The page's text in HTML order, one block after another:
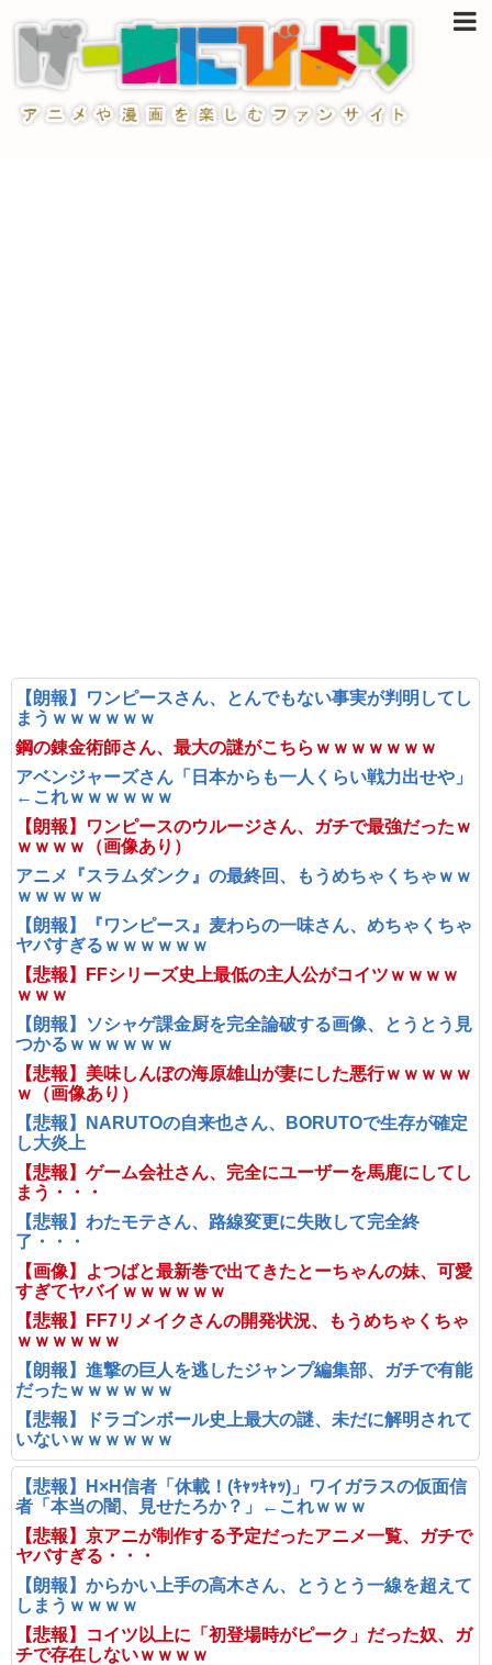
【朗報】ワンピースさん、とんでもない事実が判明してし
まうｗｗｗｗｗｗ
鋼の錬金術師さん、最大の謎がこちらｗｗｗｗｗｗｗ
アベンジャーズさん「日本からも一人くらい戦力出せや」
←これｗｗｗｗｗｗ
【朗報】ワンピースのウルージさん、ガチで最強だったｗ
ｗｗｗｗ（画像あり）
アニメ『スラムダンク』の最終回、もうめちゃくちゃｗｗ
ｗｗｗｗｗ
【朗報】『ワンピース』麦わらの一味さん、めちゃくちゃ
ヤバすぎるｗｗｗｗｗｗ
【悲報】FFシリーズ史上最低の主人公がコイツｗｗｗｗ
ｗｗｗ
【朗報】ソシャゲ課金厨を完全論破する画像、とうとう見
つかるｗｗｗｗｗｗ
【悲報】美味しんぼの海原雄山が妻にした悪行ｗｗｗｗｗ
ｗ（画像あり）
【悲報】NARUTOの自来也さん、BORUTOで生存が確定
し大炎上
【悲報】ゲーム会社さん、完全にユーザーを馬鹿にしてし
まう・・・
【悲報】わたモテさん、路線変更に失敗して完全終
了・・・
【画像】よつばと最新巻で出てきたとーちゃんの妹、可愛
すぎてヤバイｗｗｗｗｗｗ
【悲報】FF7リメイクさんの開発状況、もうめちゃくちゃ
ｗｗｗｗｗｗ
【朗報】進撃の巨人を逃したジャンプ編集部、ガチで有能
だったｗｗｗｗｗｗ
【悲報】ドラゴンボール史上最大の謎、未だに解明されて
いないｗｗｗｗｗｗ
【悲報】H×H信者「休載！(ｷｬｯｷｬｯ)」ワイガラスの仮面信
者「本当の闇、見せたろか？」←これｗｗｗ
【悲報】京アニが制作する予定だったアニメ一覧、ガチで
ヤバすぎる・・・
【朗報】からかい上手の高木さん、とうとう一線を超えて
しまうｗｗｗｗ
【悲報】コイツ以上に「初登場時がピーク」だった奴、ガ
チで存在しないｗｗｗｗ